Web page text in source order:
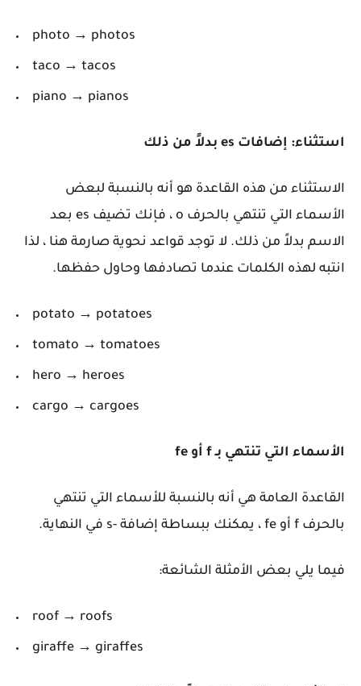
photo → photos
taco → tacos
piano → pianos
استثناء: إضافات es بدلاً من ذلك
الاستثناء من هذه القاعدة هو أنه بالنسبة لبعض
الأسماء التي تنتهي بالحرف o ، فإنك تضيف es بعد
الاسم بدلاً من ذلك. لا توجد قواعد نحوية صارمة هنا ، لذا
انتبه لهذه الكلمات عندما تصادفها وحاول حفظها.
potato → potatoes
tomato → tomatoes
hero → heroes
cargo → cargoes
الأسماء التي تنتهي بـ f أو fe
القاعدة العامة هي أنه بالنسبة للأسماء التي تنتهي
بالحرف f أو fe ، يمكنك ببساطة إضافة -s في النهاية.
فيما يلي بعض الأمثلة الشائعة:
roof → roofs
giraffe → giraffes